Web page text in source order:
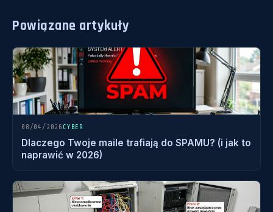
Powiązane artykuły
08/04/2026 CYBER
Dlaczego Twoje maile trafiają do SPAMU? (i jak to
naprawić w 2026)